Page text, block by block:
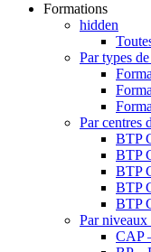
Formations
hidden
Par types
Par centres
BTP
BTP
BTP
BTP
BTP
Par niveaux
CAP